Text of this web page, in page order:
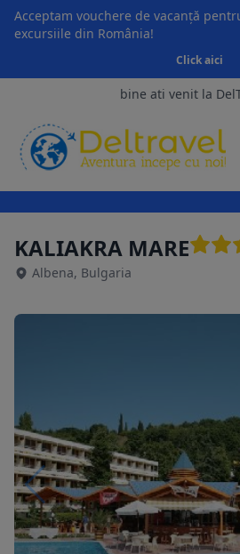
Acceptam vouchere de vacanță
excursiile din România!
Click aici
bine ati venit la
KALIAKRA MARE
Albena, Bulgaria